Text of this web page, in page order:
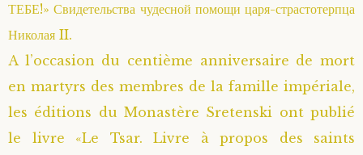
ТЕБЕ!» Свидетельства чудесной помощи царя-страстотерпца
Николая II.
A l’occasion du centième anniversaire de mort
en martyrs des membres de la famille impériale,
les éditions du Monastère Sretenski ont publié
le livre «Le Tsar. Livre à propos des saints